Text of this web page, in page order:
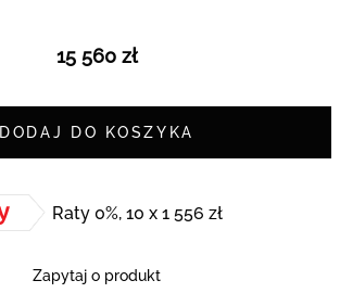
15 560 zł
DODAJ DO KOSZYKA
Raty 0%, 10 x 1 556 zł
Zapytaj o produkt